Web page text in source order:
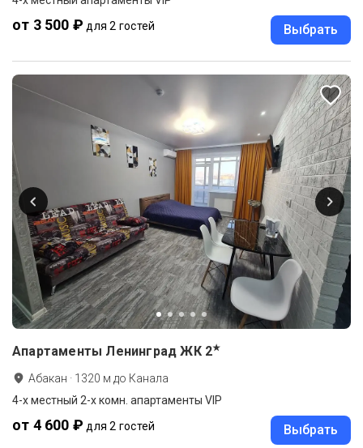
от 3 500 ₽ для 2 гостей Выбрать
Апартаменты Ленинград ЖК 2★
Абакан · 1320 м до Канала
4-х местный 2-х комн. апартаменты VIP
от 4 600 ₽ для 2 гостей Выбрать